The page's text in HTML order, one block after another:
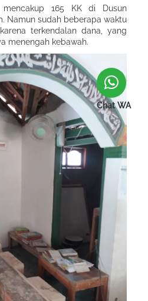
mencakup 165 KK di Dusun
Namun sudah beberapa waktu
terkendalan dana, yang
menengah kebawah.
Chat WA